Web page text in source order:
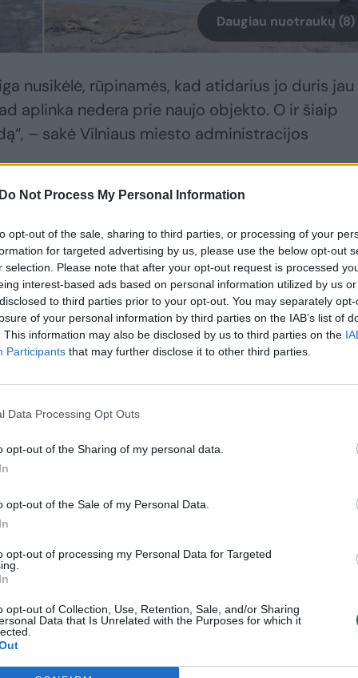
Do Not Process My Personal Information
opt-out of the sale, sharing to third parties, or processing of your
for targeted advertising by us, please use the below opt-out
selection. Please note that after your opt-out request is processed
interest-based ads based on personal information utilized by us
to third parties prior to your opt-out. You may separately
of your personal information by third parties on the IAB’s list of
This information may also be disclosed by us to third parties on the
Participants that may further disclose it to other third parties.
Data Processing Opt Outs
opt-out of the Sharing of my personal data.
opt-out of the Sale of my Personal Data.
opt-out of processing my Personal Data for Targeted
opt-out of Collection, Use, Retention, Sale, and/or Sharing
Data that Is Unrelated with the Purposes for which it
Daugiau nuotraukų (8)
nusikėlė, rūpinamės, kad atidarius jo duris jau
aplinka nedera prie naujo objekto. O ir šiaip
– sakė Vilniaus miesto administracijos
centro bus atnaujinta apie 20 tūkst.
ir Architektų gatvėmis bus klojami ir
saugi pėsčiųjų perėja ties Minties gimnazija ir
netrūks suoliukų, šiukšliadėžių ir dviračių
į bendrą miesto dviračių takų tinklą. Taip
tinklai.
Jei ieškote buto
sostinės rajonus,
kuriuose per porą
mėnesių kaina
Vilnietė brokerė:
dar nėra buvę, kad
per porą mėnesių